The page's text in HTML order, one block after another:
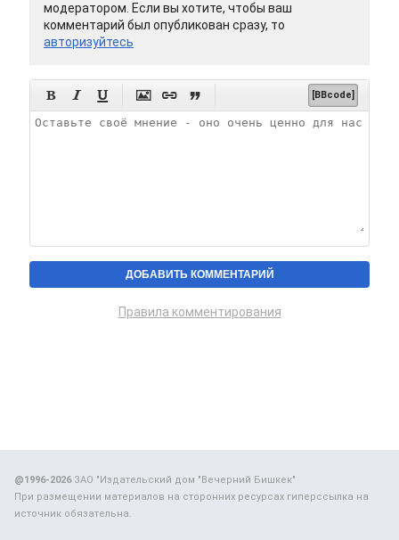
модератором. Если вы хотите, чтобы ваш
комментарий был опубликован сразу, то
авторизуйтесь
      [BBcode]
Правила комментирования
@1996-2026ЗАО "Издательский дом "Вечерний Бишкек"
При размещении материалов на сторонних ресурсах гиперссылка на
источник обязательна.